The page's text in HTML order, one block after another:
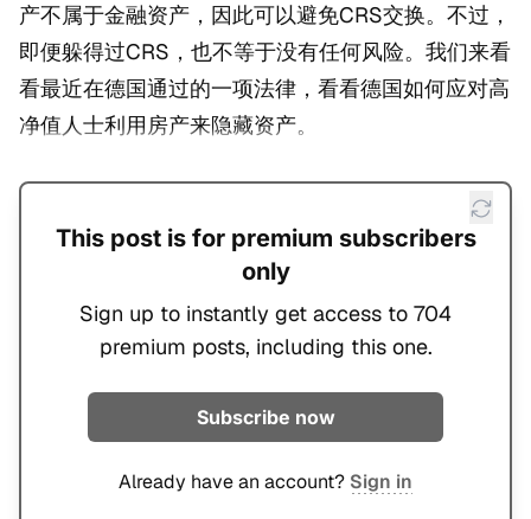
产不属于金融资产，因此可以避免CRS交换。不过，
即便躲得过CRS，也不等于没有任何风险。我们来看
看最近在德国通过的一项法律，看看德国如何应对高
净值人士利用房产来隐藏资产。
This post is for premium subscribers
only
Sign up to instantly get access to 704
premium posts, including this one.
Subscribe now
Already have an account? Sign in